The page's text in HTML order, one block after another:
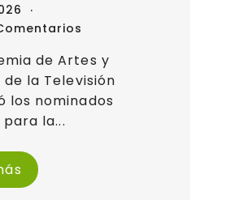
de Artes y
de la Televisión
los nominados
la...